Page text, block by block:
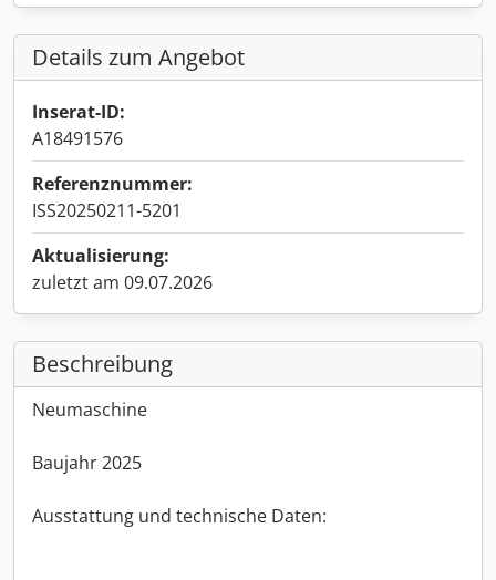
Details zum Angebot
Inserat-ID:
A18491576
Referenznummer:
ISS20250211-5201
Aktualisierung:
zuletzt am 09.07.2026
Beschreibung
Neumaschine
Baujahr 2025
Ausstattung und technische Daten: